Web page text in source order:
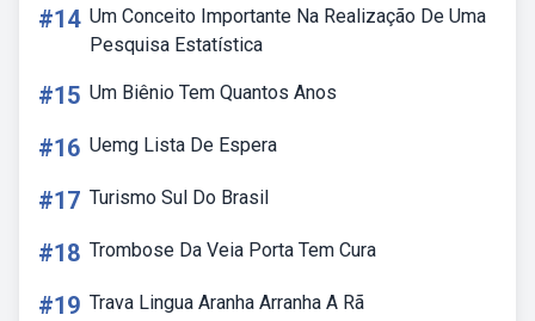
#14 Um Conceito Importante Na Realização De Uma
Pesquisa Estatística
#15 Um Biênio Tem Quantos Anos
#16 Uemg Lista De Espera
#17 Turismo Sul Do Brasil
#18 Trombose Da Veia Porta Tem Cura
#19 Trava Lingua Aranha Arranha A Rã